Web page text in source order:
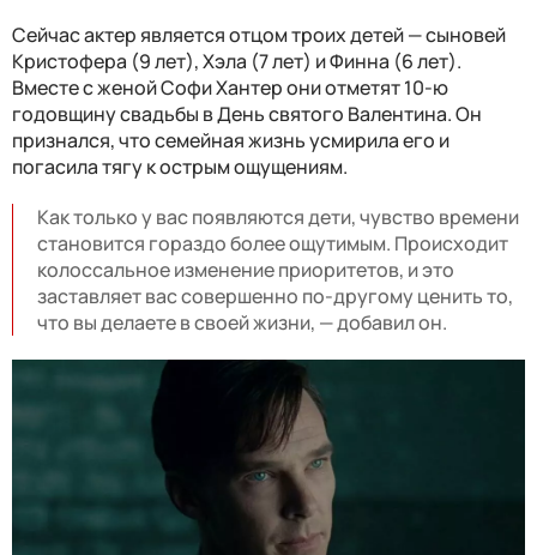
Сейчас актер является отцом троих детей — сыновей
Кристофера (9 лет), Хэла (7 лет) и Финна (6 лет).
Вместе с женой Софи Хантер они отметят 10-ю
годовщину свадьбы в День святого Валентина. Он
признался, что семейная жизнь усмирила его и
погасила тягу к острым ощущениям.
Как только у вас появляются дети, чувство времени
становится гораздо более ощутимым. Происходит
колоссальное изменение приоритетов, и это
заставляет вас совершенно по-другому ценить то,
что вы делаете в своей жизни, — добавил он.